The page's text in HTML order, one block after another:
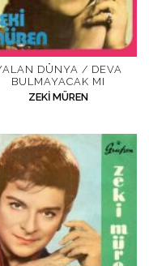
DÜNYA / DEVA
BULMAYACAK MI
ZEKI MÜREN